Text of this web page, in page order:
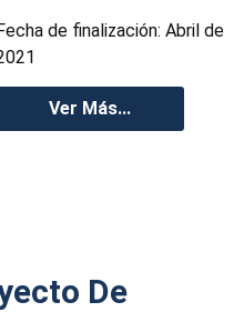
de finalización: Abril de
Ver Más...
De